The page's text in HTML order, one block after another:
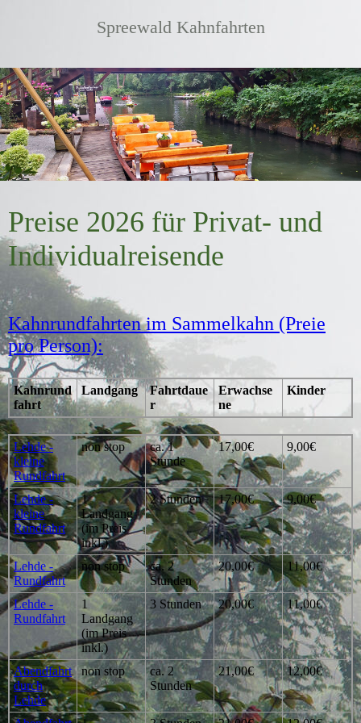
Spreewald Kahnfahrten
Preise 2026 für Privat- und
Individualreisende
Kahnrundfahrten im Sammelkahn (Preie
pro Person):
Kahnrund
fahrt
Landgang
Fahrtdaue
r
Erwachse
ne
Kinder
Lehde -
kleine
Rundfahrt
non stop
ca. 1
Stunde
17,00€ 9,00€
Lehde -
kleine
Rundfahrt
1
Landgang
(im Preis
inkl.)
2 Stunden 17,00€ 9,00€
Lehde -
Rundfahrt
non stop
ca. 2
Stunden
20,00€ 11,00€
Lehde -
Rundfahrt
1
Landgang
(im Preis
inkl.)
3 Stunden 20,00€ 11,00€
Abendfahrt
durch
Lehde
non stop
ca. 2
Stunden
21,00€ 12,00€